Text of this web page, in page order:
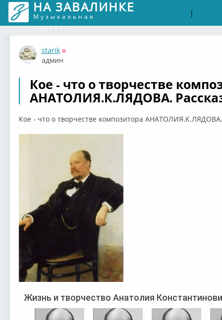
НА ЗАВАЛИНКЕ
Музыкальная
соцсеть
|
starik
Оффлайн
админ
Кое - что о творчестве
АНАТОЛИЯ.К.ЛЯДОВА.
Кое - что о творчестве композитора
Жизнь и творчество Анатолия